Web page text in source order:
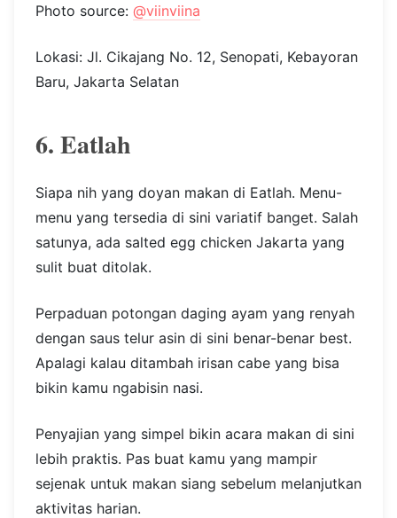
Photo source: @viinviina
Lokasi: Jl. Cikajang No. 12, Senopati, Kebayoran
Baru, Jakarta Selatan
6. Eatlah
Siapa nih yang doyan makan di Eatlah. Menu-
menu yang tersedia di sini variatif banget. Salah
satunya, ada salted egg chicken Jakarta yang
sulit buat ditolak.
Perpaduan potongan daging ayam yang renyah
dengan saus telur asin di sini benar-benar best.
Apalagi kalau ditambah irisan cabe yang bisa
bikin kamu ngabisin nasi.
Penyajian yang simpel bikin acara makan di sini
lebih praktis. Pas buat kamu yang mampir
sejenak untuk makan siang sebelum melanjutkan
aktivitas harian.